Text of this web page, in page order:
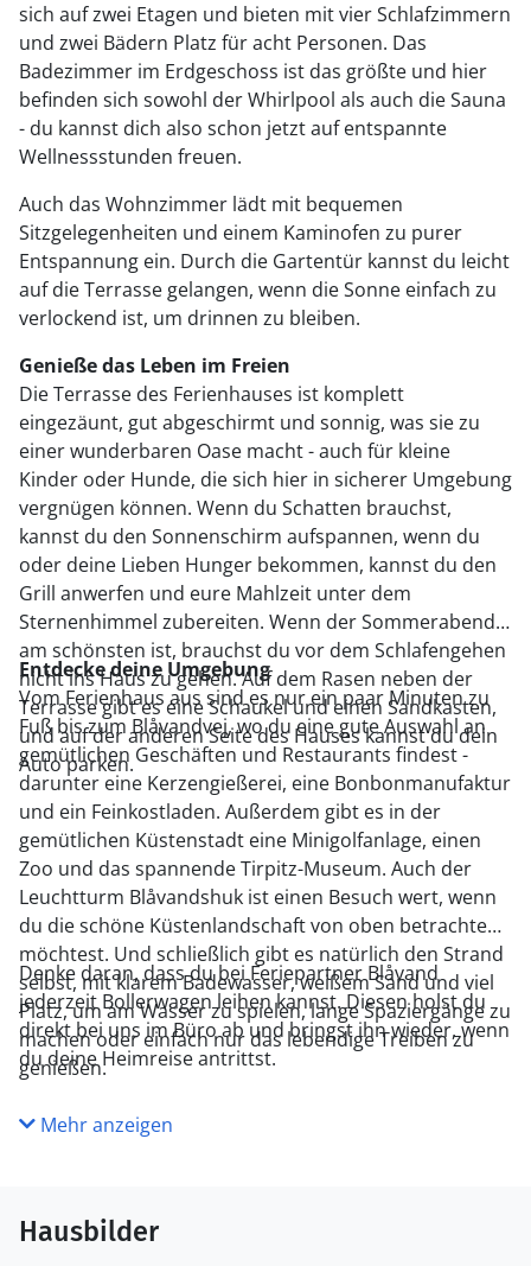
sich auf zwei Etagen und bieten mit vier Schlafzimmern
und zwei Bädern Platz für acht Personen. Das
Badezimmer im Erdgeschoss ist das größte und hier
befinden sich sowohl der Whirlpool als auch die Sauna
- du kannst dich also schon jetzt auf entspannte
Wellnessstunden freuen.
Auch das Wohnzimmer lädt mit bequemen
Sitzgelegenheiten und einem Kaminofen zu purer
Entspannung ein. Durch die Gartentür kannst du leicht
auf die Terrasse gelangen, wenn die Sonne einfach zu
verlockend ist, um drinnen zu bleiben.
Genieße das Leben im Freien
Die Terrasse des Ferienhauses ist komplett
eingezäunt, gut abgeschirmt und sonnig, was sie zu
einer wunderbaren Oase macht - auch für kleine
Kinder oder Hunde, die sich hier in sicherer Umgebung
vergnügen können. Wenn du Schatten brauchst,
kannst du den Sonnenschirm aufspannen, wenn du
oder deine Lieben Hunger bekommen, kannst du den
Grill anwerfen und eure Mahlzeit unter dem
Sternenhimmel zubereiten. Wenn der Sommerabend
am schönsten ist, brauchst du vor dem Schlafengehen
nicht ins Haus zu gehen. Auf dem Rasen neben der
Terrasse gibt es eine Schaukel und einen Sandkasten,
und auf der anderen Seite des Hauses kannst du dein
Auto parken.
Entdecke deine Umgebung
Vom Ferienhaus aus sind es nur ein paar Minuten zu
Fuß bis zum Blåvandvej, wo du eine gute Auswahl an
gemütlichen Geschäften und Restaurants findest -
darunter eine Kerzengießerei, eine Bonbonmanufaktur
und ein Feinkostladen. Außerdem gibt es in der
gemütlichen Küstenstadt eine Minigolfanlage, einen
Zoo und das spannende Tirpitz-Museum. Auch der
Leuchtturm Blåvandshuk ist einen Besuch wert, wenn
du die schöne Küstenlandschaft von oben betrachten
möchtest. Und schließlich gibt es natürlich den Strand
selbst, mit klarem Badewasser, weißem Sand und viel
Platz, um am Wasser zu spielen, lange Spaziergänge zu
machen oder einfach nur das lebendige Treiben zu
genießen.
Denke daran, dass du bei Feriepartner Blåvand
jederzeit Bollerwagen leihen kannst. Diesen holst du
direkt bei uns im Büro ab und bringst ihn wieder, wenn
du deine Heimreise antrittst.
Mehr anzeigen
Hausbilder